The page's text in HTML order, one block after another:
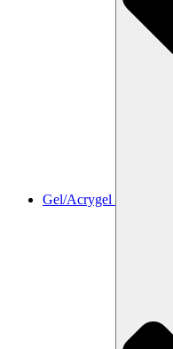
Gel/Acrygel